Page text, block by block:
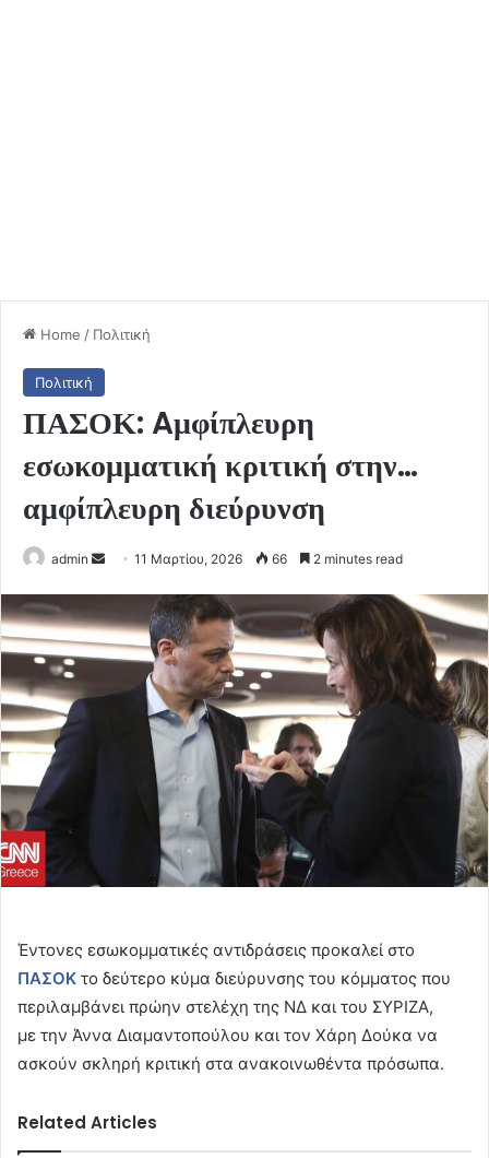
Home / Πολιτική
Πολιτική
ΠΑΣΟΚ: Aμφίπλευρη
εσωκομματική κριτική στην…
αμφίπλευρη διεύρυνση
admin
Send11 Μαρτίου, 2026 66 2 minutes read
Έντονες εσωκομματικές αντιδράσεις προκαλεί στο
ΠΑΣΟΚ το δεύτερο κύμα διεύρυνσης του κόμματος που
περιλαμβάνει πρώην στελέχη της ΝΔ και του ΣΥΡΙΖΑ,
με την Άννα Διαμαντοπούλου και τον Χάρη Δούκα να
ασκούν σκληρή κριτική στα ανακοινωθέντα πρόσωπα.
Related Articles